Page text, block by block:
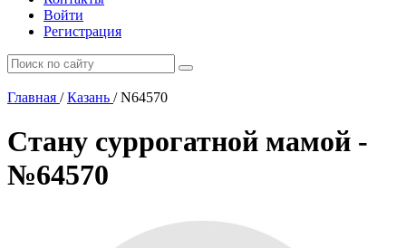
Войти
Регистрация
Главная / Казань /N64570
Стану суррогатной мамой -
№64570